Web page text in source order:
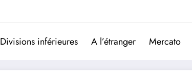
Divisions inférieures A l’étranger Mercato